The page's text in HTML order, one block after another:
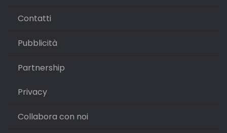
Contatti
Pubblicità
Partnership
Privacy
Collabora con noi